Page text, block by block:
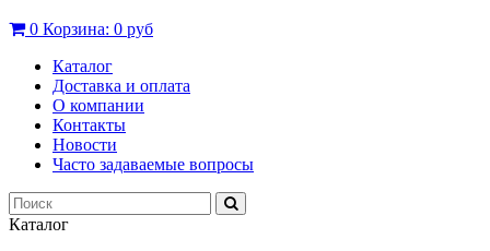
0 Корзина: 0 руб
Каталог
Доставка и оплата
О компании
Контакты
Новости
Часто задаваемые вопросы
Каталог